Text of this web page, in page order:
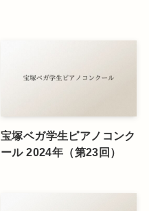
宝塚ベガ学生ピアノコンク
ール 2024年（第23回）